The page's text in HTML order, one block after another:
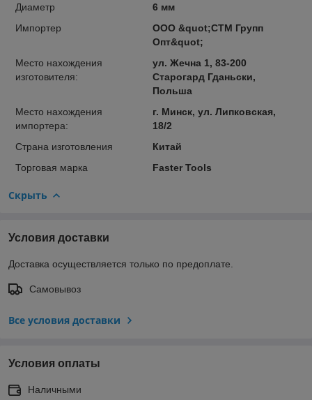
Диаметр
6 мм
Импортер
ООО &quot;СТМ Групп
Опт&quot;
Место нахождения
изготовителя:
ул. Жечна 1, 83-200
Старогард Гданьски,
Польша
Место нахождения
импортера:
г. Минск, ул. Липковская,
18/2
Страна изготовления
Китай
Торговая марка
Faster Tools
Скрыть
Условия доставки
Доставка осуществляется только по предоплате.
Самовывоз
Все условия доставки
Условия оплаты
Наличными